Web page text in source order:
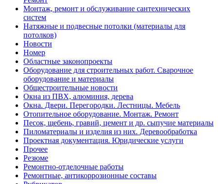
Монтаж, ремонт и обслуживание сантехнических
систем
Натяжные и подвесные потолки (материалы для
потолков)
Новости
Номер
Областные законопроекты
Оборудование для строительных работ. Сварочное
оборудование и материалы
Общестроительные новости
Окна из ПВХ, алюминия, дерева
Окна. Двери. Перегородки. Лестницы. Мебель
Отопительное оборудование. Монтаж. Ремонт
Песок, щебень, гравий, цемент и др. сыпучие материалы
Пиломатериалы и изделия из них. Деревообработка
Проектная документация. Юридические услуги
Прочее
Резюме
Ремонтно-отделочные работы
Ремонтные, антикоррозионные составы